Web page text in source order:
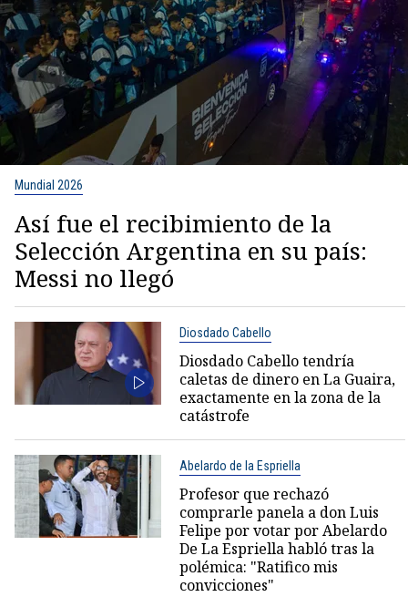
Mundial 2026
Así fue el recibimiento de la
Selección Argentina en su país:
Messi no llegó
Diosdado Cabello
Diosdado Cabello tendría
caletas de dinero en La Guaira,
exactamente en la zona de la
catástrofe
Abelardo de la Espriella
Profesor que rechazó
comprarle panela a don Luis
Felipe por votar por Abelardo
De La Espriella habló tras la
polémica: "Ratifico mis
convicciones"